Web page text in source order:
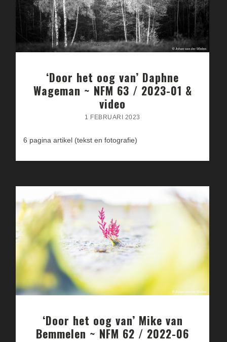
‘Door het oog van’ Daphne
Wageman ~ NFM 63 / 2023-01 &
video
1 FEBRUARI 2023
6 pagina artikel (tekst en fotografie)
‘Door het oog van’ Mike van
Bemmelen ~ NFM 62 / 2022-06